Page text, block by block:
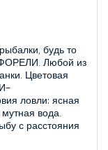
будь то
ФОРЕЛИ. Любой из
Цветовая
ловли: ясная
вода.
с расстояния